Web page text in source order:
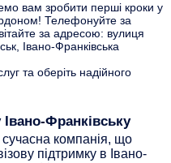
вам зробити перші кроки у
Телефонуйте за
за адресою: вулиця
Івано-Франківська
та оберіть надійного
Франківську
компанія, що
підтримку в Івано-